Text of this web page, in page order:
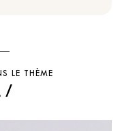
LE THÈME
/